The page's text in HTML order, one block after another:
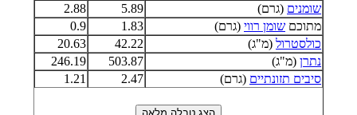
שומנים (גרם) 5.89
2.88
מתוכם שומן רווי (גרם) 1.83
0.9
כולסטרול (מ"ג) 42.22
20.63
נתרן (מ"ג) 503.87
246.19
סיבים תזונתיים (גרם) 2.47
1.21